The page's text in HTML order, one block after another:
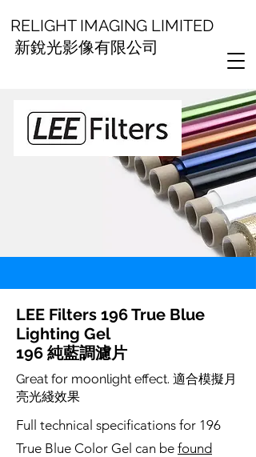
RELIGHT IMAGING LIMITED
新銳光影像有限公司
LEE Filters 196 True Blue
Lighting Gel
196 純藍調濾片
Great for moonlight effect. 適合模擬月
亮光綫效果
Full technical specifications for 196
True Blue Color Gel can be found